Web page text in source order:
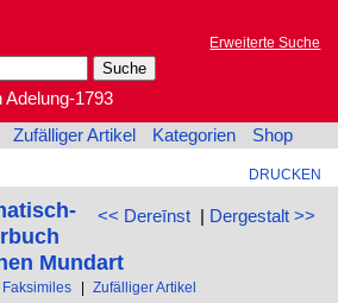
Erweiterte Suche
Adelung-1793
Zufälliger Artikel Kategorien Shop
DRUCKEN
<< Dereīnst| Dergestalt >>
Mundart
Faksimiles Zufälliger Artikel